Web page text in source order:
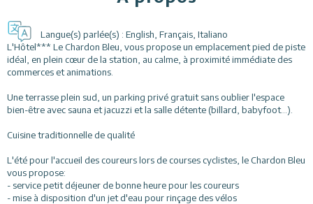
Langue(s) parlée(s) : English Français Italiano
L'Hôtel*** Le Chardon Bleu, vous propose un emplacement pied de piste
idéal, en plein cœur de la station, au calme, à proximité immédiate des
commerces et animations.
Une terrasse plein sud, un parking privé gratuit sans oublier l'espace
bien-être avec sauna et jacuzzi et la salle détente (billard, babyfoot...).
Cuisine traditionnelle de qualité
L'été pour l'accueil des coureurs lors de courses cyclistes, le Chardon Bleu
vous propose:
- service petit déjeuner de bonne heure pour les coureurs
- mise à disposition d'un jet d'eau pour rinçage des vélos